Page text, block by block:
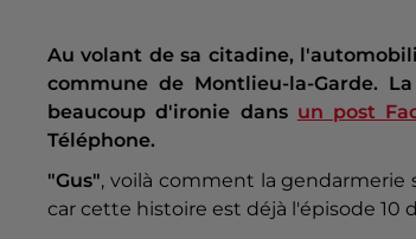
Au volant de sa citadine,
commune de Montlieu-la-Garde.
beaucoup d'ironie dans un post
Téléphone.
"Gus", voilà comment la gendarmerie
car cette histoire est déjà l'épisode 10